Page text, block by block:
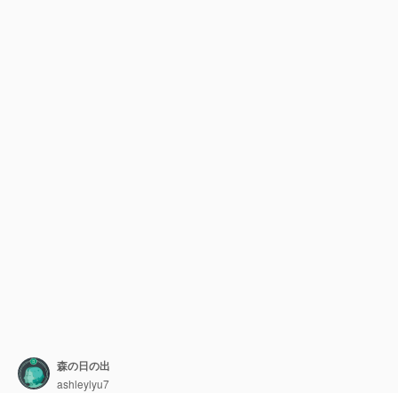
森の日の出
ashleylyu7